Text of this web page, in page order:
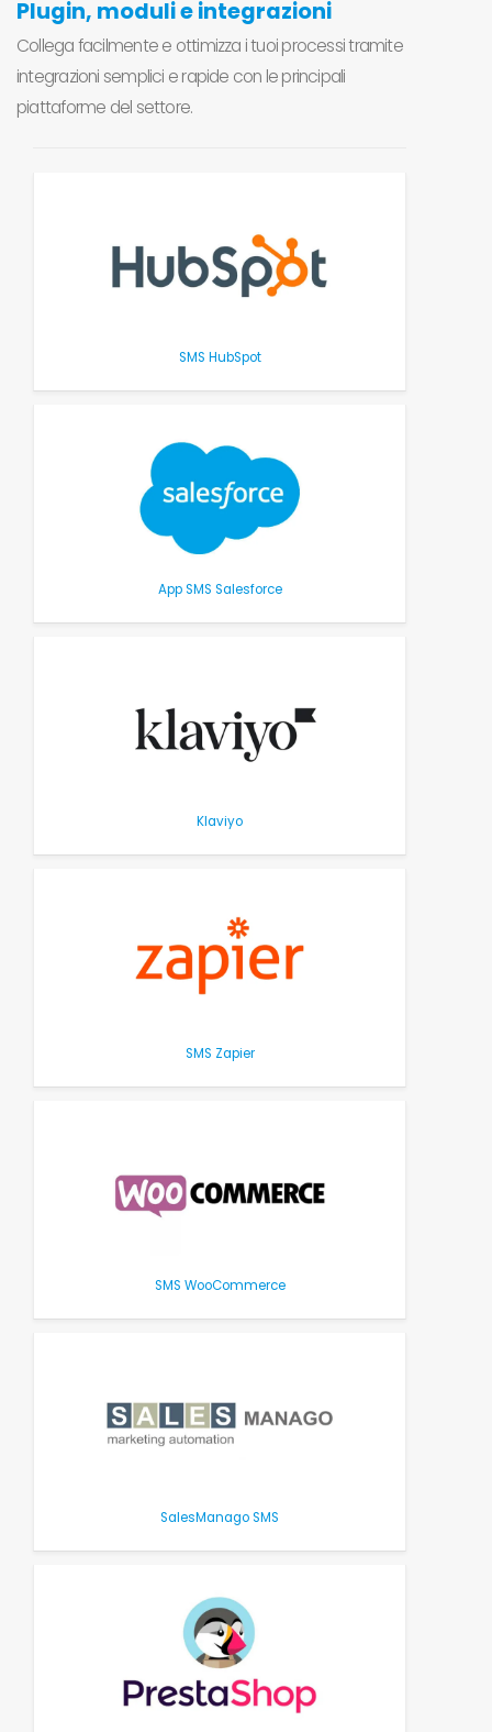
Plugin, moduli e integrazioni
Collega facilmente e ottimizza i tuoi processi tramite
integrazioni semplici e rapide con le principali
piattaforme del settore.
SMS HubSpot
App SMS Salesforce
Klaviyo
SMS Zapier
SMS WooCommerce
SalesManago SMS